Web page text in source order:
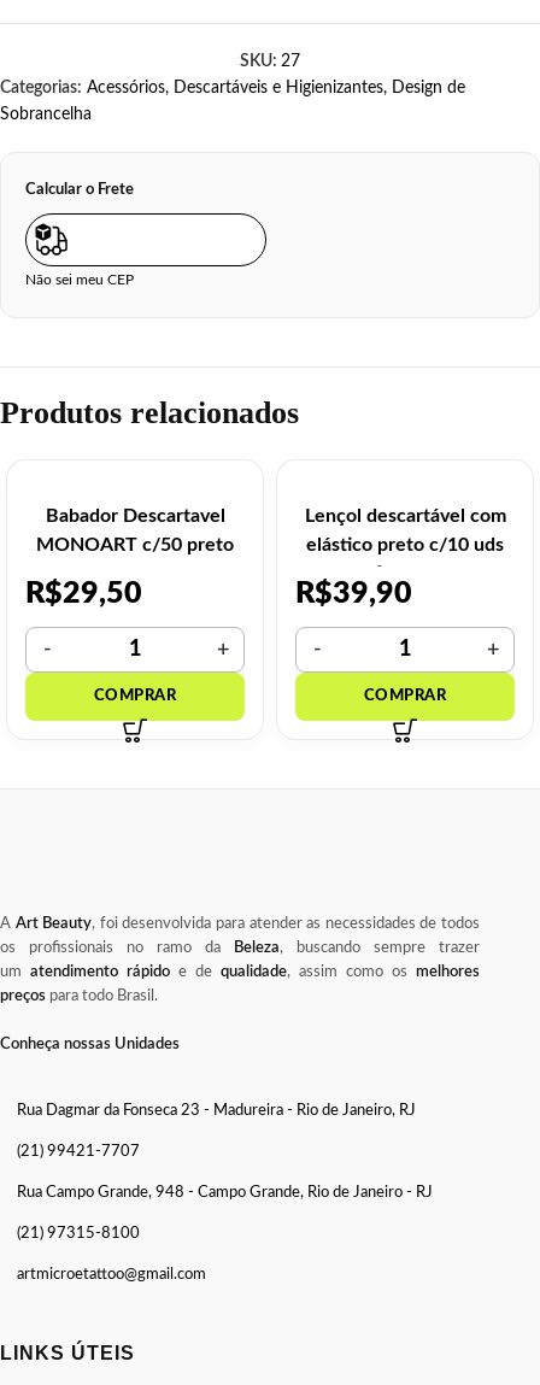
SKU: 27
Categorias: Acessórios, Descartáveis e Higienizantes, Design de
Sobrancelha
Calcular o Frete
Não sei meu CEP
Produtos relacionados
Babador Descartavel
MONOART c/50 preto
R$29,50
Lençol descartável com
elástico preto c/10 uds
R$39,90
A Art Beauty, foi desenvolvida para atender as necessidades de todos
os profissionais no ramo da
Beleza, buscando sempre trazer
um atendimento rápido e de qualidade, assim como os melhores
preços para todo Brasil.
Conheça nossas Unidades
Rua Dagmar da Fonseca 23 - Madureira - Rio de Janeiro, RJ
(21) 99421-7707
Rua Campo Grande, 948 - Campo Grande, Rio de Janeiro - RJ
(21) 97315-8100
artmicroetattoo@gmail.com
LINKS ÚTEIS